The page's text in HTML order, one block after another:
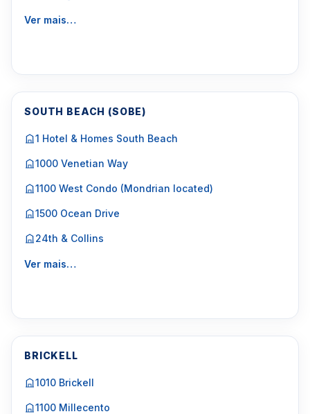
Ver mais…
SOUTH BEACH (SOBE)
1 Hotel & Homes South Beach
1000 Venetian Way
1100 West Condo (Mondrian located)
1500 Ocean Drive
24th & Collins
Ver mais…
BRICKELL
1010 Brickell
1100 Millecento